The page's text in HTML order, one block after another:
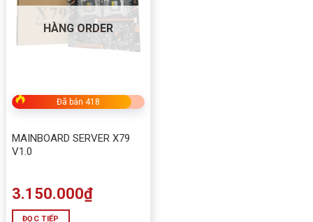
HÀNG ORDER
Đã bán 418
MAINBOARD SERVER X79
V1.0
3.150.000₫
ĐỌC TIẾP